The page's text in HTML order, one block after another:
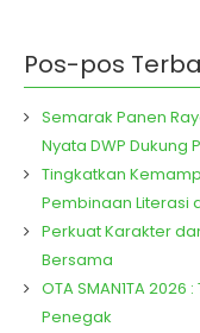
Pos-pos
Semarak Panen
Nyata DWP Dukung
Tingkatkan
Pembinaan Literasi
Perkuat Karakter
Bersama
OTA SMAN1TA
Penegak